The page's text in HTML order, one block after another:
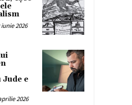
iunie 2026
e
2026